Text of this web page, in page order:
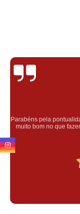
Profissionais
eu fui